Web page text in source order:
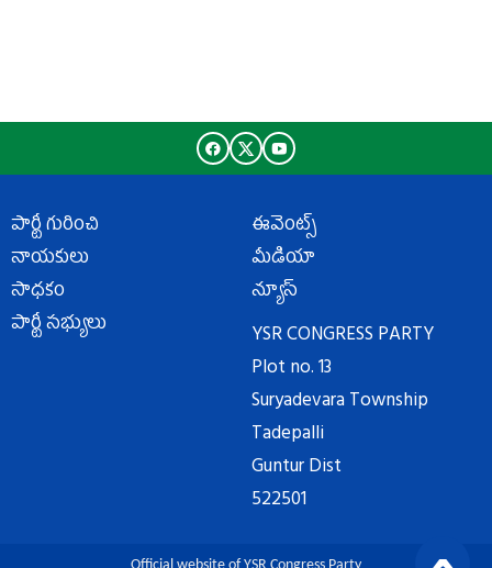
పార్టీ గురించి
నాయకులు
సాధకం
పార్టీ సభ్యులు
ఈవెంట్స్
మీడియా
న్యూస్
YSR CONGRESS PARTY
Plot no. 13
Suryadevara Township
Tadepalli
Guntur Dist
522501